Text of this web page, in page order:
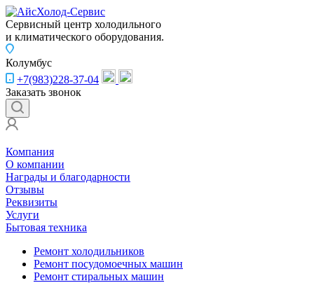
Сервисный центр холодильного
и климатического оборудования.
Колумбус
+7(983)228-37-04
Заказать звонок
Компания
О компании
Награды и благодарности
Отзывы
Реквизиты
Услуги
Бытовая техника
Ремонт холодильников
Ремонт посудомоечных машин
Ремонт стиральных машин